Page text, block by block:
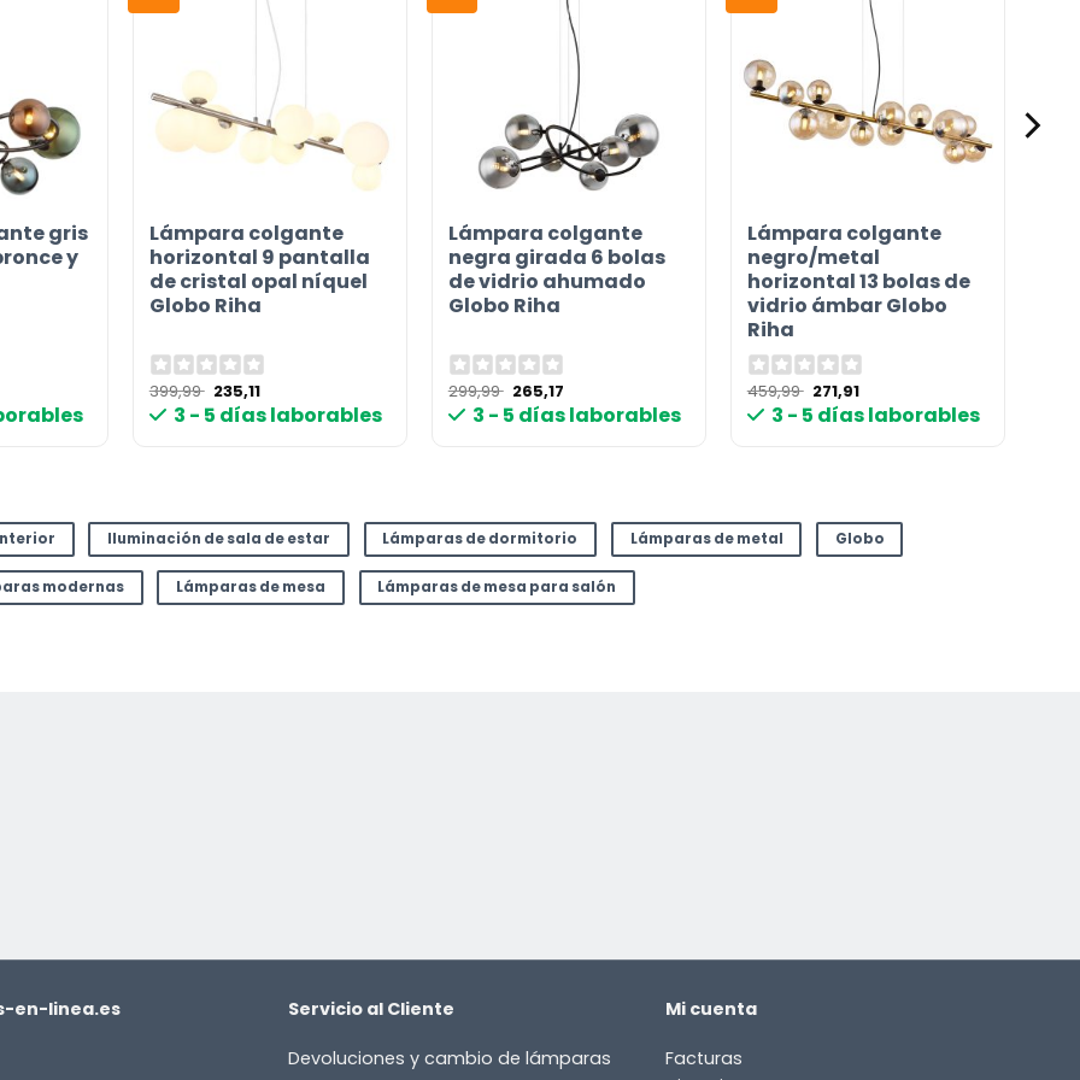
gris
y
Lámpara colgante
horizontal 9 pantalla
de cristal opal níquel
Globo Riha
399,99 El
precio
original
235,11
precio
actual
3 - 5 días laborables
Lámpara colgante
negra girada 6 bolas
de vidrio ahumado
Globo Riha
299,99 El
precio
original
265,17
precio
actual
3 - 5 días laborables
Lámpara colgante
negro/metal
horizontal 13 bolas de
vidrio ámbar Globo
Riha
459,99 El
precio
original
271,91
precio
actual
3 - 5 días laborables
Iluminación de sala de estar Lámparas de dormitorio Lámparas de metal Globo
modernas Lámparas de mesa Lámparas de mesa para salón
en-linea.es Servicio al Cliente
Devoluciones y cambio de lámparas
Mi cuenta
Facturas